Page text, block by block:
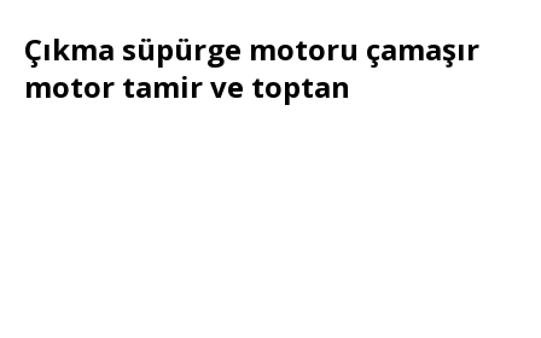
Çıkma süpürge motoru çamaşır
motor tamir ve toptan